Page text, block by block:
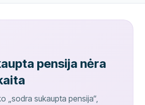
pensija nėra
„sodra sukaupta pensija“,